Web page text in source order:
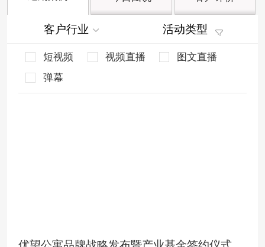
客户行业 活动类型
短视频 视频直播
图文直播
弹幕